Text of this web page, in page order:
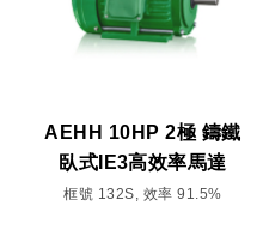
AEHH 10HP 2極 鑄鐵
臥式IE3高效率馬達
框號 132S, 效率 91.5%